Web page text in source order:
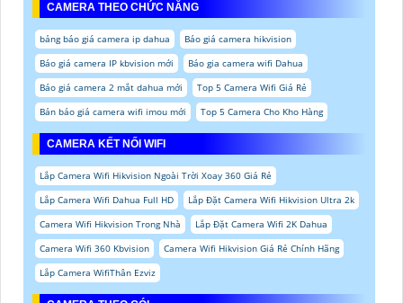
CAMERA THEO CHỨC NĂNG
bảng báo giá camera ip dahua
Báo giá camera hikvision
Báo giá camera IP kbvision mới
Báo gia camera wifi Dahua
Báo giá camera 2 mắt dahua mới
Top 5 Camera Wifi Giá Rẻ
Bản báo giá camera wifi imou mới
Top 5 Camera Cho Kho Hàng
CAMERA KẾT NỐI WIFI
Lắp Camera Wifi Hikvision Ngoài Trời Xoay 360 Giá Rẻ
Lắp Camera Wifi Dahua Full HD
Lắp Đặt Camera Wifi Hikvision Ultra 2k
Camera Wifi Hikvision Trong Nhà
Lắp Đặt Camera Wifi 2K Dahua
Camera Wifi 360 Kbvision
Camera Wifi Hikvision Giá Rẻ Chính Hãng
Lắp Camera WifiThân Ezviz